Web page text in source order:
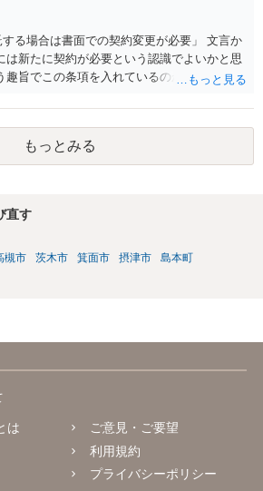
する場合は書面での契約変更が必要」 文言か
は新たに契約が必要という認識でよいかと思
趣旨でこの条項を入れているのかが少し気に
約変更という手続きを予定しているとなる
かもしれませんが、場合によっては、契約
考えてのものなのかという危惧はありま
もっとみる
直す
槻市 茨木市 箕面市 摂津市
島本町
は
ご意見・ご要望
利用規約
プライバシーポリシー